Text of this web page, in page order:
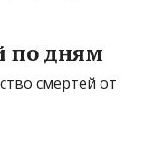
по дням
смертей от